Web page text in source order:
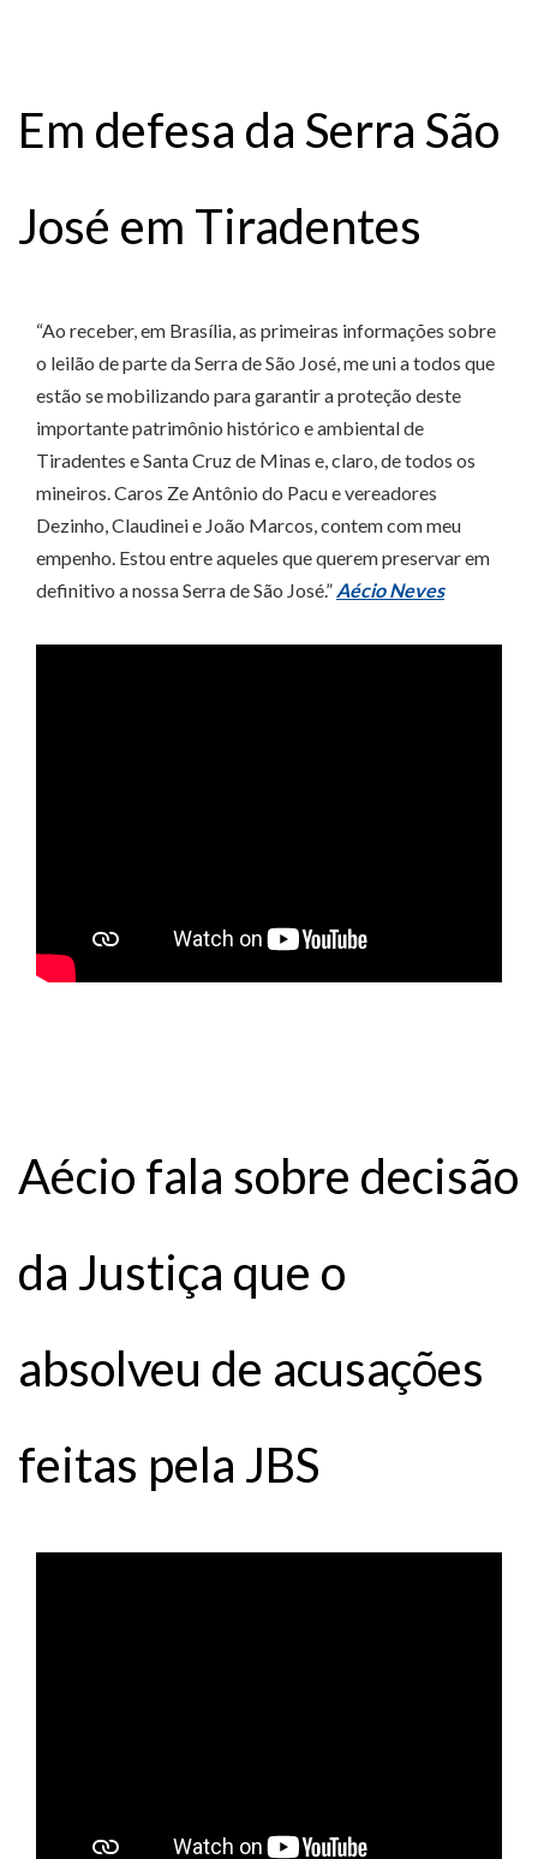
Em defesa da Serra São
José em Tiradentes
“Ao receber, em Brasília, as primeiras informações sobre
o leilão de parte da Serra de São José, me uni a todos que
estão se mobilizando para garantir a proteção deste
importante patrimônio histórico e ambiental de
Tiradentes e Santa Cruz de Minas e, claro, de todos os
mineiros. Caros Ze Antônio do Pacu e vereadores
Dezinho, Claudinei e João Marcos, contem com meu
empenho. Estou entre aqueles que querem preservar em
definitivo a nossa Serra de São José.” Aécio Neves
Aécio fala sobre decisão
da Justiça que o
absolveu de acusações
feitas pela JBS